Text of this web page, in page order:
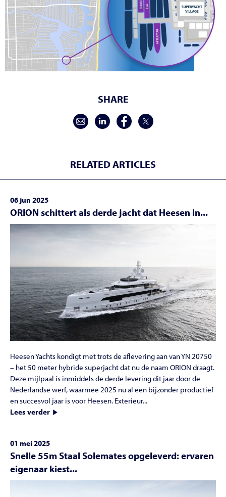
SHARE
RELATED ARTICLES
06 jun 2025
ORION schittert als derde jacht dat Heesen in...
Heesen Yachts kondigt met trots de aflevering aan van YN 20750
– het 50 meter hybride superjacht dat nu de naam ORION draagt.
Deze mijlpaal is inmiddels de derde levering dit jaar door de
Nederlandse werf, waarmee 2025 nu al een bijzonder productief
en succesvol jaar is voor Heesen. Exterieur...
Lees verder
01 mei 2025
Snelle 55m Staal Solemates opgeleverd: ervaren
eigenaar kiest...